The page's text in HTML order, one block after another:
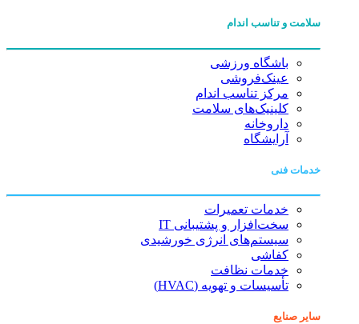
سلامت و تناسب اندام
باشگاه ورزشی
عینک‌فروشی
مرکز تناسب اندام
کلینیک‌های سلامت
داروخانه
آرایشگاه
خدمات فنی
خدمات تعمیرات
سخت‌افزار و پشتیبانی IT
سیستم‌های انرژی خورشیدی
کفاشی
خدمات نظافت
تأسیسات و تهویه (HVAC)
سایر صنایع